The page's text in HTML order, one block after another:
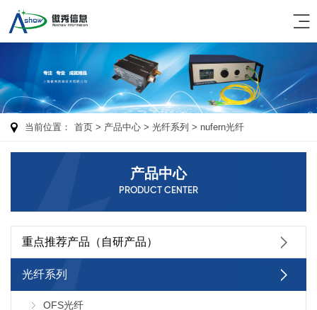
当前位置： 首页 > 产品中心 > 光纤系列 > nufern光纤
产品中心
PRODUCT CENTER
重点推荐产品（自研产品）
光纤系列
OFS光纤